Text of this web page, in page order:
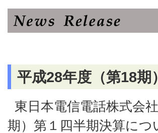
平成28年度（第18
東日本電信電話株式会
期）第１四半期決算に